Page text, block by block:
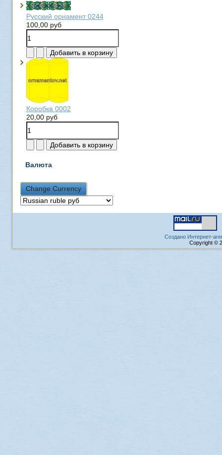
Русский орнамент 0244
100,00 руб
Коробка 0002
20,00 руб
Валюта
Создано Интернет-
Copyright ©